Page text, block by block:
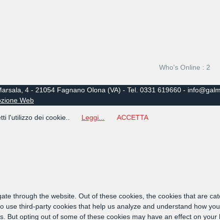
Who's Online : 2
4 - 21054 Fagnano Olona (VA) - Tel. 0331 619660 -
Web
l'utilizzo dei cookie.. Leggi...
ACCETTA
through the website. Out of these cookies, the cookies that are
third-party cookies that help us analyze and understand how
But opting out of some of these cookies may have an effect on your